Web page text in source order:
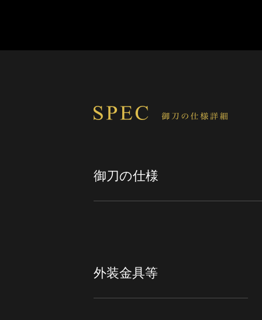
御刀の仕様
外装金具等